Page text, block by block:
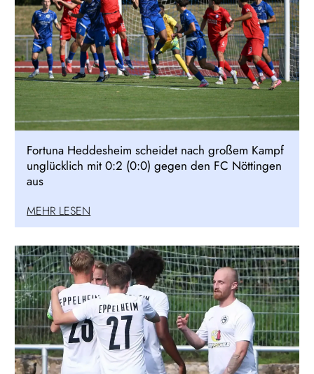
Fortuna Heddesheim scheidet nach großem Kampf
unglücklich mit 0:2 (0:0) gegen den FC Nöttingen
aus
MEHR LESEN